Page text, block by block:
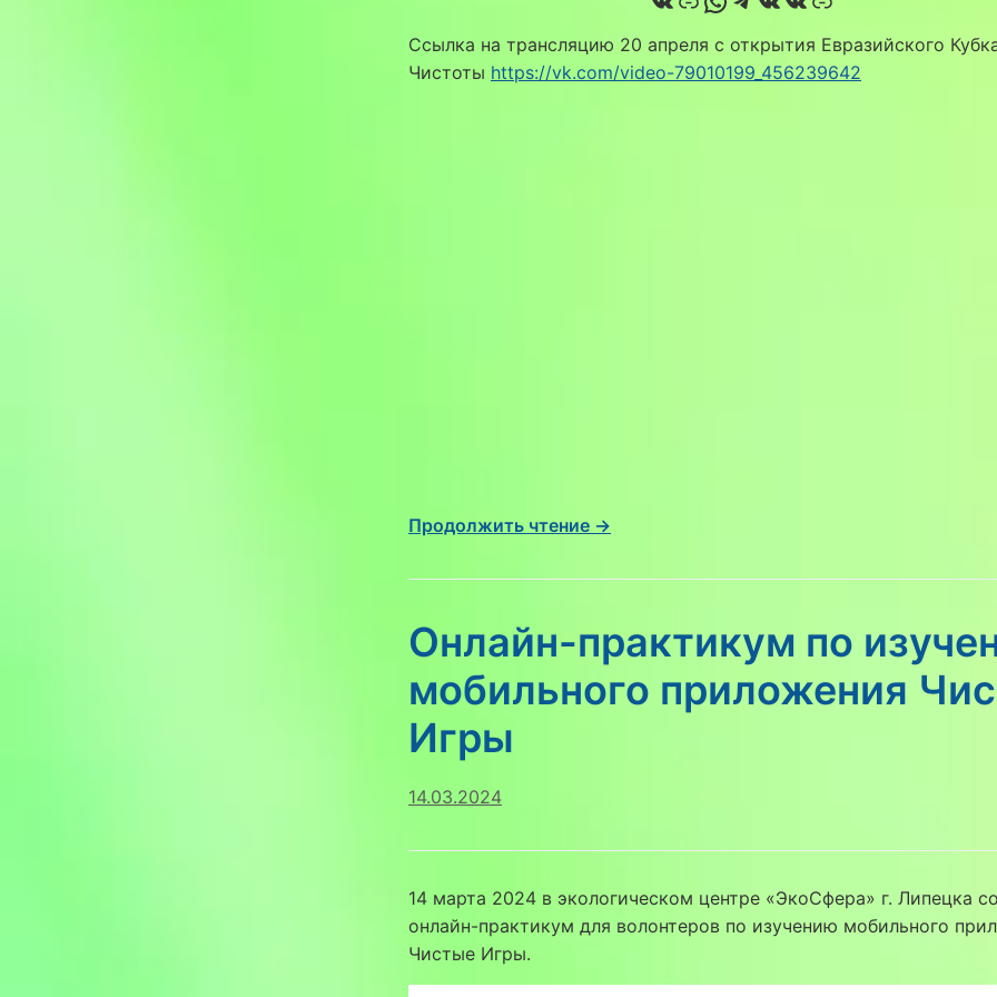
Ссылка на трансляцию 20 апреля с открытия Евразийского
Чистоты https://vk.com/video-79010199_456239642
Продолжить чтение →
Онлайн-практикум по
мобильного приложения
Игры
14.03.2024
14 марта 2024 в экологическом центре «ЭкоСфера» г. Липецка
онлайн-практикум для волонтеров по изучению мобильного
Чистые Игры.